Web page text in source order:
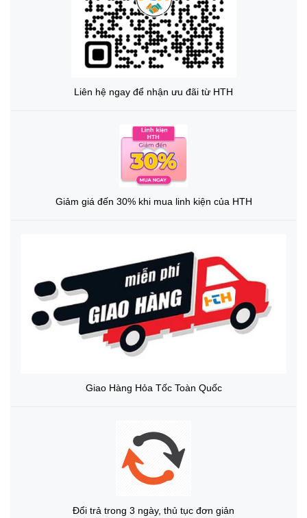
Liên hệ ngay để nhận ưu đãi từ HTH
Giảm giá đến 30% khi mua linh kiện của HTH
Giao Hàng Hỏa Tốc Toàn Quốc
Đổi trả trong 3 ngày, thủ tục đơn giản